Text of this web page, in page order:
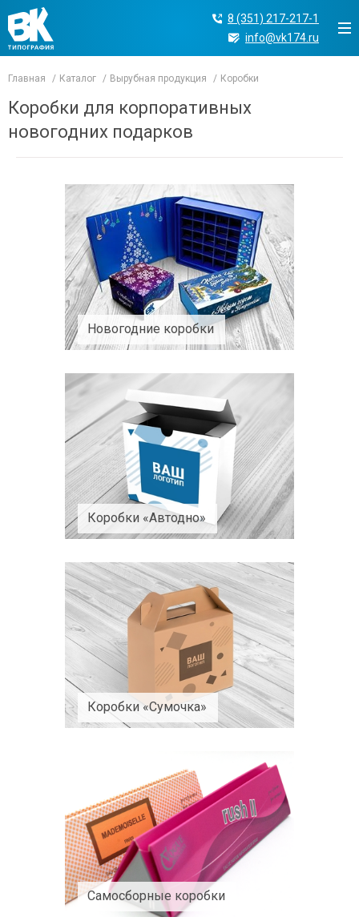
8 (351) 217-217-1
info@vk174.ru
Главная Каталог Вырубная продукция Коробки
Коробки для корпоративных
новогодних подарков
Новогодние коробки
Коробки «Автодно»
Коробки «Сумочка»
Самосборные коробки